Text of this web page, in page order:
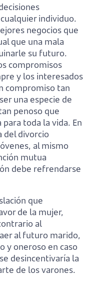
individuo.
negocios que
que una mala
su futuro.
compromisos
y los interesados
compromiso tan
una especie de
penoso que
toda la vida. En
del divorcio
al mismo
mutua
debe refrendarse
que
de la mujer,
al
al futuro marido,
y oneroso en caso
desincentivaría la
de los varones.